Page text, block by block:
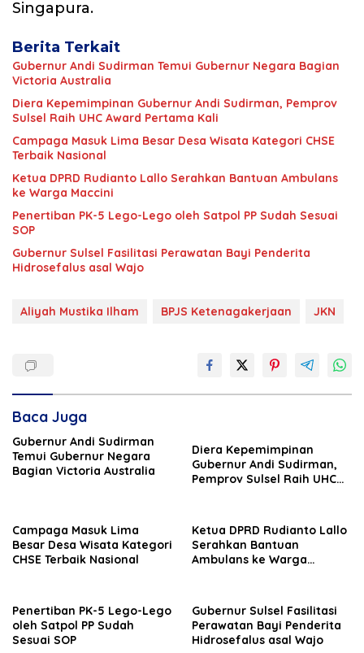
Singapura.
Berita Terkait
Gubernur Andi Sudirman Temui Gubernur Negara Bagian
Victoria Australia
Diera Kepemimpinan Gubernur Andi Sudirman, Pemprov
Sulsel Raih UHC Award Pertama Kali
Campaga Masuk Lima Besar Desa Wisata Kategori CHSE
Terbaik Nasional
Ketua DPRD Rudianto Lallo Serahkan Bantuan Ambulans
ke Warga Maccini
Penertiban PK-5 Lego-Lego oleh Satpol PP Sudah Sesuai
SOP
Gubernur Sulsel Fasilitasi Perawatan Bayi Penderita
Hidrosefalus asal Wajo
Aliyah Mustika Ilham BPJS Ketenagakerjaan JKN
Baca Juga
Gubernur Andi Sudirman
Temui Gubernur Negara
Bagian Victoria Australia
Diera Kepemimpinan
Gubernur Andi Sudirman,
Pemprov Sulsel Raih UHC
Campaga Masuk Lima
Besar Desa Wisata Kategori
CHSE Terbaik Nasional
Ketua DPRD Rudianto Lallo
Serahkan Bantuan
Ambulans ke Warga
Penertiban PK-5 Lego-Lego
oleh Satpol PP Sudah
Sesuai SOP
Gubernur Sulsel Fasilitasi
Perawatan Bayi Penderita
Hidrosefalus asal Wajo